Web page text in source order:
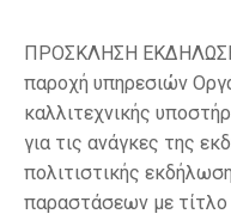
ΠΡΟΣΚΛΗΣΗ
παροχή υπηρεσιών
καλλιτεχνικής
για τις ανάγκες της
πολιτιστικής
παραστάσεων με